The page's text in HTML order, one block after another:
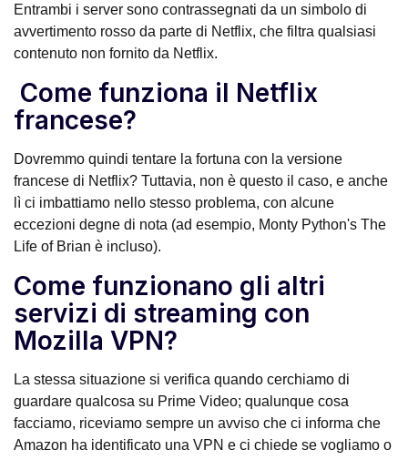
Entrambi i server sono contrassegnati da un simbolo di
avvertimento rosso da parte di Netflix, che filtra qualsiasi
contenuto non fornito da Netflix.
Come funziona il Netflix
francese?
Dovremmo quindi tentare la fortuna con la versione
francese di Netflix? Tuttavia, non è questo il caso, e anche
lì ci imbattiamo nello stesso problema, con alcune
eccezioni degne di nota (ad esempio, Monty Python's The
Life of Brian è incluso).
Come funzionano gli altri
servizi di streaming con
Mozilla VPN?
La stessa situazione si verifica quando cerchiamo di
guardare qualcosa su Prime Video; qualunque cosa
facciamo, riceviamo sempre un avviso che ci informa che
Amazon ha identificato una VPN e ci chiede se vogliamo o